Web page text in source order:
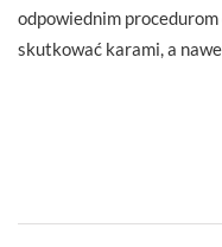
odpowiednim
skutkować karami, a